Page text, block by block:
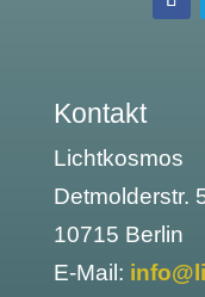
Kontakt
Lichtkosmos
Detmolderstr.
10715 Berlin
E-Mail: